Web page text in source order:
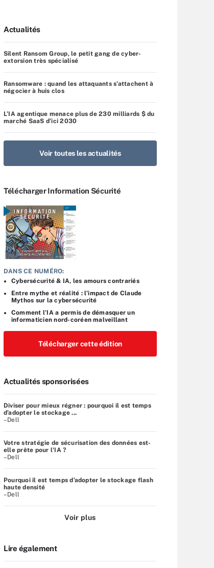
Actualités
Silent Ransom Group, le petit gang de cyber-
extorsion très spécialisé
Ransomware : quand les attaquants s’attachent à
négocier à huis clos
L’IA agentique menace plus de 230 milliards $ du
marché SaaS d’ici 2030
Voir toutes les actualités
Télécharger Information Sécurité
DANS CE NUMÉRO:
Cybersécurité & IA, les amours contrariés
Entre mythe et réalité : l’impact de Claude
Mythos sur la cybersécurité
Comment l’IA a permis de démasquer un
informaticien nord-coréen malveillant
Télécharger cette édition
Actualités sponsorisées
Diviser pour mieux régner : pourquoi il est temps
d’adopter le stockage ...
–Dell
Votre stratégie de sécurisation des données est-
elle prête pour l'IA ?
–Dell
Pourquoi il est temps d’adopter le stockage flash
haute densité
–Dell
Voir plus
Lire également